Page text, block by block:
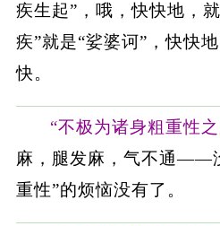
疾生起”，哦，快快地，
疾”就是“娑婆诃”，快快
快。
“不极为诸身粗重性之
麻，腿发麻，气不通——
重性”的烦恼没有了。